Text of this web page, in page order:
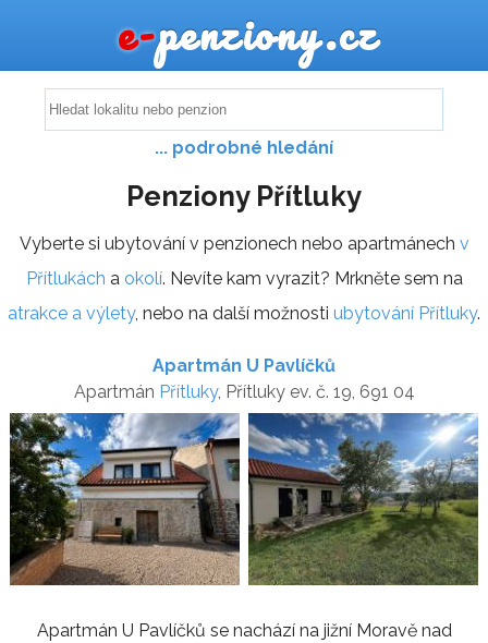
e-penziony.cz
... podrobné hledání
Penziony Přítluky
Vyberte si ubytování v penzionech nebo apartmánech v
Přítlukách a okolí. Nevíte kam vyrazit? Mrkněte sem na
atrakce a výlety, nebo na další možnosti ubytování Přítluky.
Apartmán U Pavlíčků
Apartmán Přítluky, Přítluky ev. č. 19, 691 04
Apartmán U Pavlíčků se nachází na jižní Moravě nad